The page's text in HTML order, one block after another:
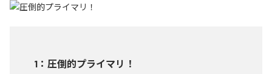
1 ： 圧倒的プライマリ！